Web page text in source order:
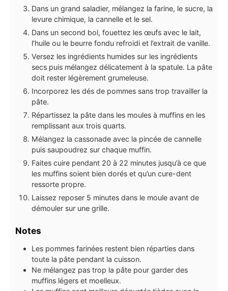
Dans un grand saladier, mélangez la farine, le sucre, la
levure chimique, la cannelle et le sel.
Dans un second bol, fouettez les œufs avec le lait,
l’huile ou le beurre fondu refroidi et l’extrait de vanille.
Versez les ingrédients humides sur les ingrédients
secs puis mélangez délicatement à la spatule. La pâte
doit rester légèrement grumeleuse.
Incorporez les dés de pommes sans trop travailler la
pâte.
Répartissez la pâte dans les moules à muffins en les
remplissant aux trois quarts.
Mélangez la cassonade avec la pincée de cannelle
puis saupoudrez sur chaque muffin.
Faites cuire pendant 20 à 22 minutes jusqu’à ce que
les muffins soient bien dorés et qu’un cure-dent
ressorte propre.
Laissez reposer 5 minutes dans le moule avant de
démouler sur une grille.
Notes
Les pommes farinées restent bien réparties dans
toute la pâte pendant la cuisson.
Ne mélangez pas trop la pâte pour garder des
muffins légers et moelleux.